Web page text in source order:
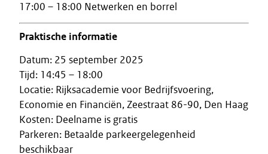
17:00 – 18:00 Netwerken en borrel
Praktische informatie
Datum: 25 september 2025
Tijd: 14:45 – 18:00
Locatie: Rijksacademie voor Bedrijfsvoering,
Economie en Financiën, Zeestraat 86-90, Den Haag
Kosten: Deelname is gratis
Parkeren: Betaalde parkeergelegenheid
beschikbaar